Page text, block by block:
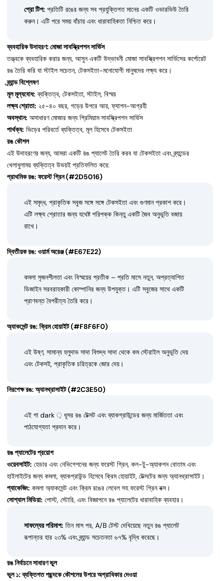
প্রো টিপ: প্রতিটি রঙের জন্য সব প্রযুক্তিগত মানের একটি ওভারভিউ তৈরি
করুন। এটি পরে সময় বাঁচায় এবং ধারাবাহিকতা নিশ্চিত করে।
ব্যবহারিক উদাহরণ: মোজা সাবস্ক্রিপশন সার্ভিস
তত্ত্বকে ব্যবহারিক করার জন্য, আসুন একটি উদ্ভাবনী মোজা সাবস্ক্রিপশন সার্ভিসের কর্পোরেট
রঙ তৈরি করি যা স্টাইল সচেতন, টেকসইতা-মনোযোগী মানুষদের লক্ষ্য করে।
ব্র্যান্ড বিশ্লেষণ
মূল মূল্যবোধ: ব্যক্তিত্ব, টেকসইতা, স্টাইল, বিস্ময়
লক্ষ্য শ্রোতা: ২৫-৪০ বছর, গড়ের উপরে আয়, ফ্যাশন-আগ্রহী
অবস্থান: অসাধারণ মোজার জন্য প্রিমিয়াম সাবস্ক্রিপশন সার্ভিস
পার্থক্য: ভিড়ের পরিবর্তে ব্যক্তিত্ব, মূল হিসেবে টেকসইতা
রঙ কৌশল
এই উদাহরণের জন্য, আমরা একটি রঙ প্যালেট তৈরি করব যা টেকসইতা এবং ব্র্যান্ডের
খেলাধুলাময় ব্যক্তিত্ব উভয়ই প্রতিফলিত করে:
প্রাথমিক রঙ: ফরেস্ট গ্রিন (#2D5016)
এই সমৃদ্ধ, প্রাকৃতিক সবুজ সঙ্গে সঙ্গে টেকসইতা এবং গুণমান প্রকাশ করে।
এটি লক্ষ্য শ্রোতার জন্য যথেষ্ট পরিপক্ক কিন্তু একটি জৈব অনুভূতি বজায়
রাখে।
দ্বিতীয়ক রঙ: ওয়ার্ম অরেঞ্জ (#E67E22)
কমলা সৃজনশীলতা এবং বিস্ময়ের প্রতীক – প্রতি মাসে নতুন, অপ্রত্যাশিত
ডিজাইন সরবরাহকারী কোম্পানির জন্য উপযুক্ত। এটি সবুজের সাথে একটি
প্রাণবন্ত বৈপরীত্য তৈরি করে।
অ্যাকসেন্ট রঙ: ক্রিম হোয়াইট (#F8F6F0)
এই উষ্ণ, সামান্য হলুদাভ সাদা বিশুদ্ধ সাদা থেকে কম স্টেরাইল অনুভূতি দেয়
এবং টেকসই, প্রাকৃতিক চরিত্রকে জোর দেয়।
নিরপেক্ষ রঙ: অ্যানথ্রাসাইট (#2C3E50)
এই গা dark ় ধূসর রঙ টেক্সট এবং ব্যাকগ্রাউন্ডের জন্য মার্জিততা এবং
পাঠযোগ্যতা প্রদান করে।
রঙ প্যালেটের প্রয়োগ
ওয়েবসাইট: হেডার এবং নেভিগেশনের জন্য ফরেস্ট গ্রিন, কল-টু-অ্যাকশন বোতাম এবং
হাইলাইটের জন্য কমলা, ব্যাকগ্রাউন্ড হিসেবে ক্রিম হোয়াইট, টেক্সটের জন্য অ্যানথ্রাসাইট।
প্যাকেজিং: কমলা অ্যাকসেন্ট এবং ক্রিম রঙের লেবেল সহ ফরেস্ট গ্রিন বক্স।
সোশ্যাল মিডিয়া: পোস্ট, স্টোরি, এবং বিজ্ঞাপনে রঙ প্যালেটের ধারাবাহিক ব্যবহার।
সাফল্যের পরিমাপ: তিন মাস পর, A/B টেস্ট দেখিয়েছে নতুন রঙ প্যালেট
রূপান্তর হার ২৩% এবং ব্র্যান্ড সচেতনতা ৬৭% বৃদ্ধি করেছে।
রঙ নির্বাচনে সাধারণ ভুল
ভুল ১: ব্যক্তিগত পছন্দকে কৌশলের উপরে অগ্রাধিকার দেওয়া